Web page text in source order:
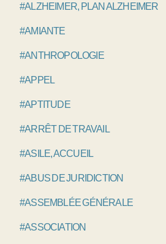
#ALZHEIMER, PLAN ALZHEIMER
#AMIANTE
#ANTHROPOLOGIE
#APPEL
#APTITUDE
#ARRÊT DE TRAVAIL
#ASILE, ACCUEIL
#ABUS DE JURIDICTION
#ASSEMBLÉE GÉNÉRALE
#ASSOCIATION